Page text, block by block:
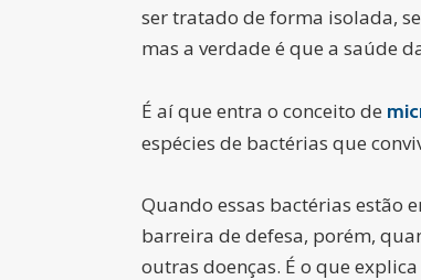
ser tratado de forma isolada,
mas a verdade é que a saúde
É aí que entra o conceito de
espécies de bactérias que
Quando essas bactérias estão
barreira de defesa, porém,
outras doenças. É o que